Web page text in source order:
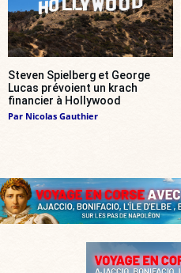
Steven Spielberg et George
Lucas prévoient un krach
financier à Hollywood
Par Nicolas Gauthier